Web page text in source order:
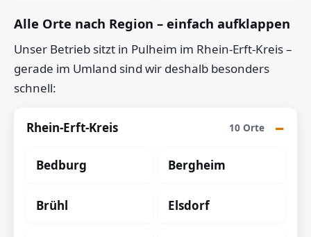
Alle Orte nach Region – einfach aufklappen
Unser Betrieb sitzt in Pulheim im Rhein-Erft-Kreis –
gerade im Umland sind wir deshalb besonders
schnell:
Rhein-Erft-Kreis 10 Orte
Bedburg Bergheim
Brühl Elsdorf